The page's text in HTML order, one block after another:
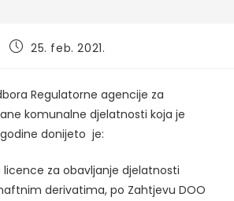
Post25. feb. 2021.
Regulatorne agencije za
komunalne djelatnosti koja je
godine donijeto je:
licence za obavljanje djelatnosti
derivatima, po Zahtjevu DOO